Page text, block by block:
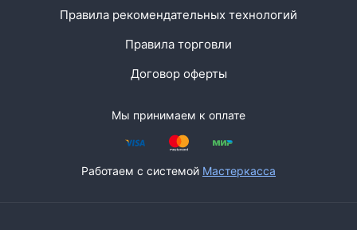
Правила рекомендательных технологий
Правила торговли
Договор оферты
Мы принимаем к оплате
Работаем с системой Мастеркасса